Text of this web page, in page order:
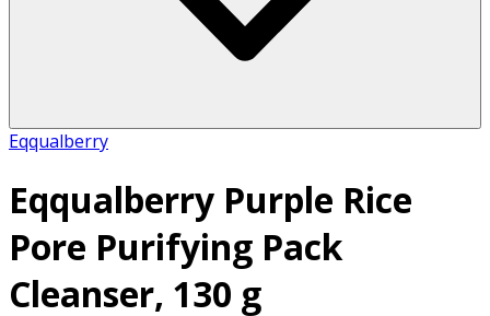
Eqqualberry
Eqqualberry Purple Rice
Pore Purifying Pack
Cleanser, 130 g